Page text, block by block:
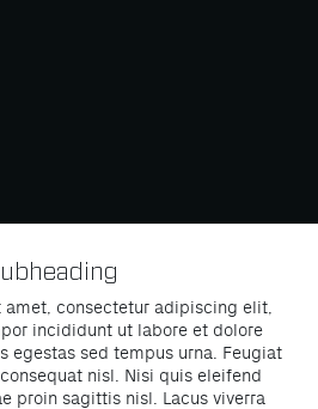
consectetur adipiscing elit,
incididunt ut labore et dolore
egestas sed tempus urna. Feugiat
nisl. Nisi quis eleifend
proin sagittis nisl. Lacus viverra